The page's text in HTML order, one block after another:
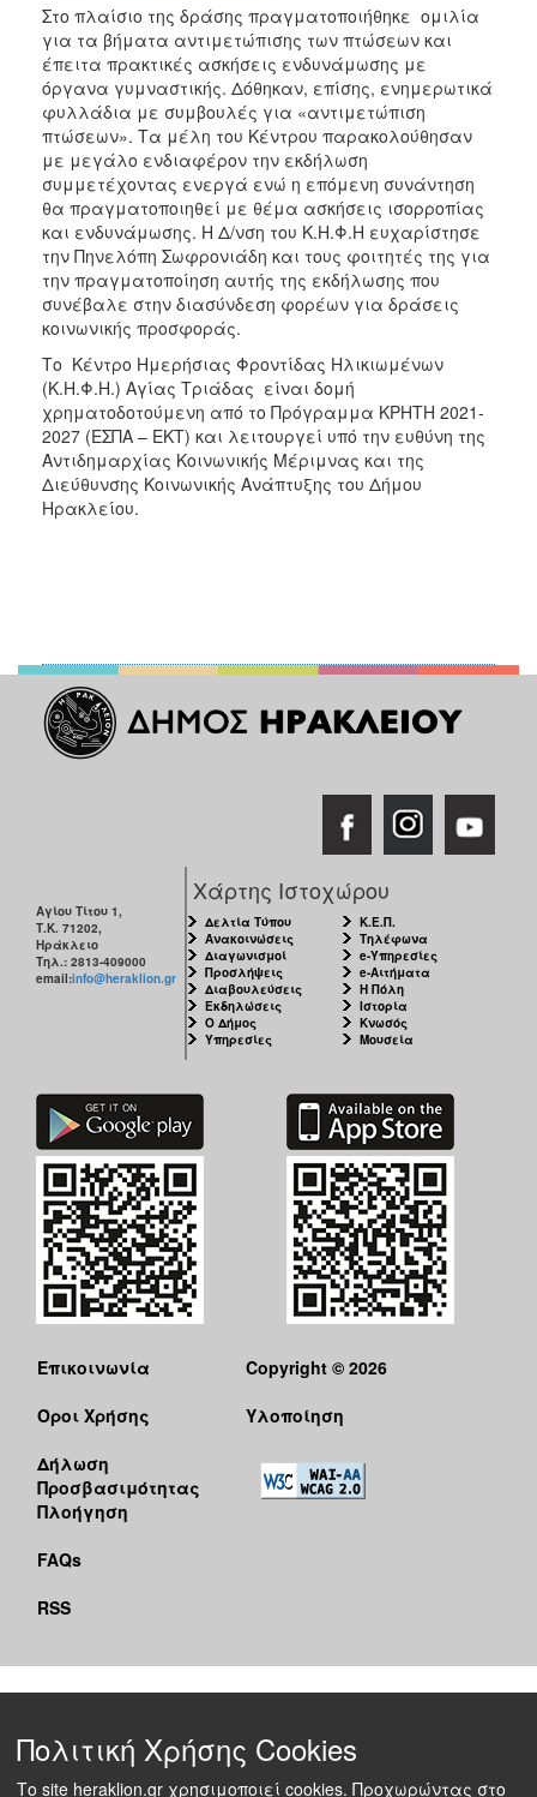
Στο πλαίσιο της δράσης πραγματοποιήθηκε ομιλία
για τα βήματα αντιμετώπισης των πτώσεων και
έπειτα πρακτικές ασκήσεις ενδυνάμωσης με
όργανα γυμναστικής. Δόθηκαν, επίσης, ενημερωτικά
φυλλάδια με συμβουλές για «αντιμετώπιση
πτώσεων». Τα μέλη του Κέντρου παρακολούθησαν
με μεγάλο ενδιαφέρον την εκδήλωση
συμμετέχοντας ενεργά ενώ η επόμενη συνάντηση
θα πραγματοποιηθεί με θέμα ασκήσεις ισορροπίας
και ενδυνάμωσης. Η Δ/νση του Κ.Η.Φ.Η ευχαρίστησε
την Πηνελόπη Σωφρονιάδη και τους φοιτητές της για
την πραγματοποίηση αυτής της εκδήλωσης που
συνέβαλε στην διασύνδεση φορέων για δράσεις
κοινωνικής προσφοράς.
Το Κέντρο Ημερήσιας Φροντίδας Ηλικιωμένων
(Κ.Η.Φ.Η.) Αγίας Τριάδας είναι δομή
χρηματοδοτούμενη από το Πρόγραμμα ΚΡΗΤΗ 2021-
2027 (ΕΣΠΑ – ΕΚΤ) και λειτουργεί υπό την ευθύνη της
Αντιδημαρχίας Κοινωνικής Μέριμνας και της
Διεύθυνσης Κοινωνικής Ανάπτυξης του Δήμου
Ηρακλείου.
Αγίου Τίτου 1,
Τ.Κ. 71202,
Ηράκλειο
Τηλ.: 2813-409000
email:info@heraklion.gr
Χάρτης Ιστοχώρου
Δελτία Τύπου
Ανακοινώσεις
Διαγωνισμοί
Προσλήψεις
Διαβουλεύσεις
Εκδηλώσεις
Ο Δήμος
Υπηρεσίες
Κ.Ε.Π.
Τηλέφωνα
e-Υπηρεσίες
e-Αιτήματα
Η Πόλη
Ιστορία
Κνωσός
Μουσεία
Επικοινωνία
Όροι Χρήσης
Δήλωση
Προσβασιμότητας
Πλοήγηση
FAQs
RSS
Copyright © 2026
Υλοποίηση
Πολιτική Χρήσης Cookies
Το site heraklion.gr χρησιμοποιεί cookies. Προχωρώντας στο